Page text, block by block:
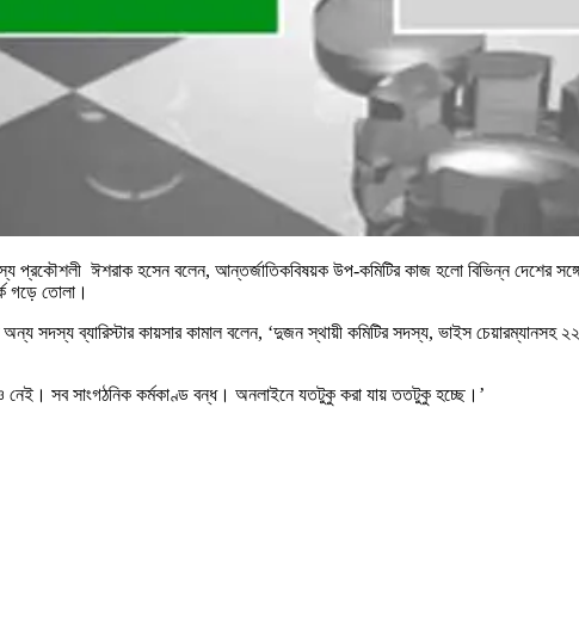
প্রকৌশলী ঈশরাক হসেন বলেন, আন্তর্জাতিকবিষয়ক উপ-কমিটির কাজ হলো বিভিন্ন দেশের
গড়ে তোলা।
সদস্য ব্যারিস্টার কায়সার কামাল বলেন, ‘দুজন স্থায়ী কমিটির সদস্য, ভাইস
নেই। সব সাংগঠনিক কর্মকাণ্ড বন্ধ। অনলাইনে যতটুকু করা যায় ততটুকু হচ্ছে।’